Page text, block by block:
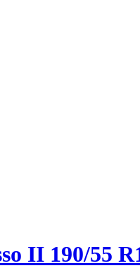
II 190/55